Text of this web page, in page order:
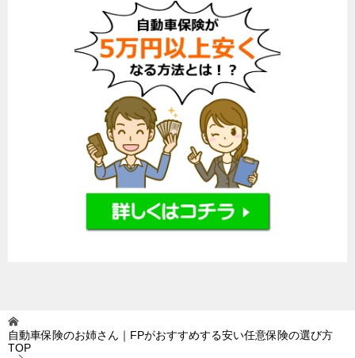
自動車保険のお姉さん｜FPがおすすめする安い任意保険の選び方
TOP